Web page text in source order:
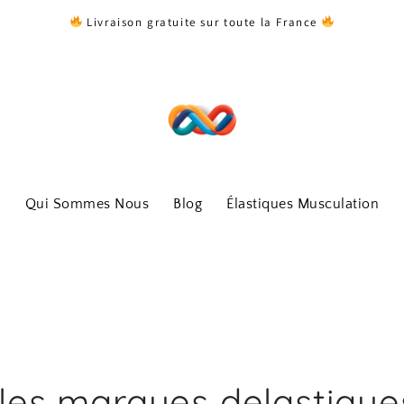
Livraison gratuite sur toute la France
Qui Sommes Nous Blog Élastiques Musculation